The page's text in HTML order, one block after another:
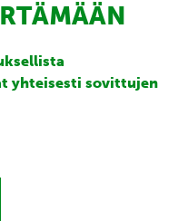
yhteisesti sovittujen